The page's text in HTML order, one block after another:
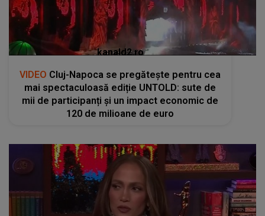
kanald2.ro
VIDEO Cluj-Napoca se pregătește pentru cea
mai spectaculoasă ediție UNTOLD: sute de
mii de participanți și un impact economic de
120 de milioane de euro